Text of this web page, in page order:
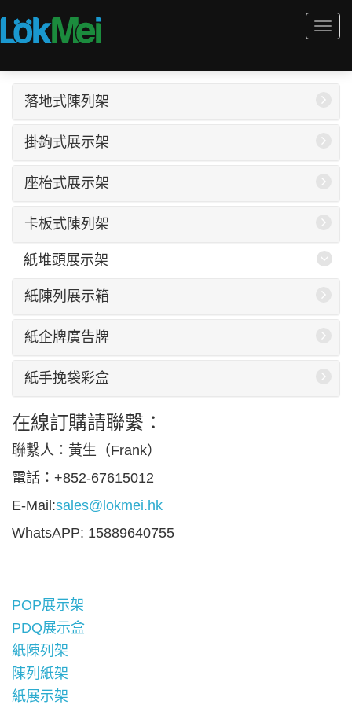
落地式陳列架
掛鉤式展示架
座枱式展示架
卡板式陳列架
紙堆頭展示架
紙陳列展示箱
紙企牌廣告牌
紙手挽袋彩盒
在線訂購請聯繫：
聯繫人：黃生（Frank）
電話：+852-67615012
E-Mail:sales@lokmei.hk
WhatsAPP: 15889640755
POP展示架
PDQ展示盒
紙陳列架
陳列紙架
紙展示架